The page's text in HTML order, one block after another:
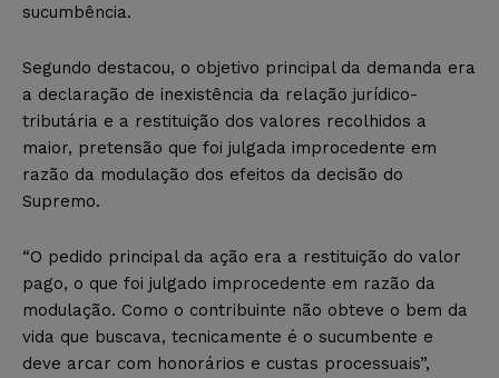
sucumbência.
Segundo destacou, o objetivo principal da demanda era
a declaração de inexistência da relação jurídico-
tributária e a restituição dos valores recolhidos a
maior, pretensão que foi julgada improcedente em
razão da modulação dos efeitos da decisão do
Supremo.
“O pedido principal da ação era a restituição do valor
pago, o que foi julgado improcedente em razão da
modulação. Como o contribuinte não obteve o bem da
vida que buscava, tecnicamente é o sucumbente e
deve arcar com honorários e custas processuais”,